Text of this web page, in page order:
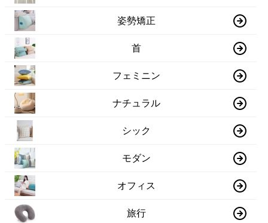
姿勢矯正
首
フェミニン
ナチュラル
シック
モダン
オフィス
旅行